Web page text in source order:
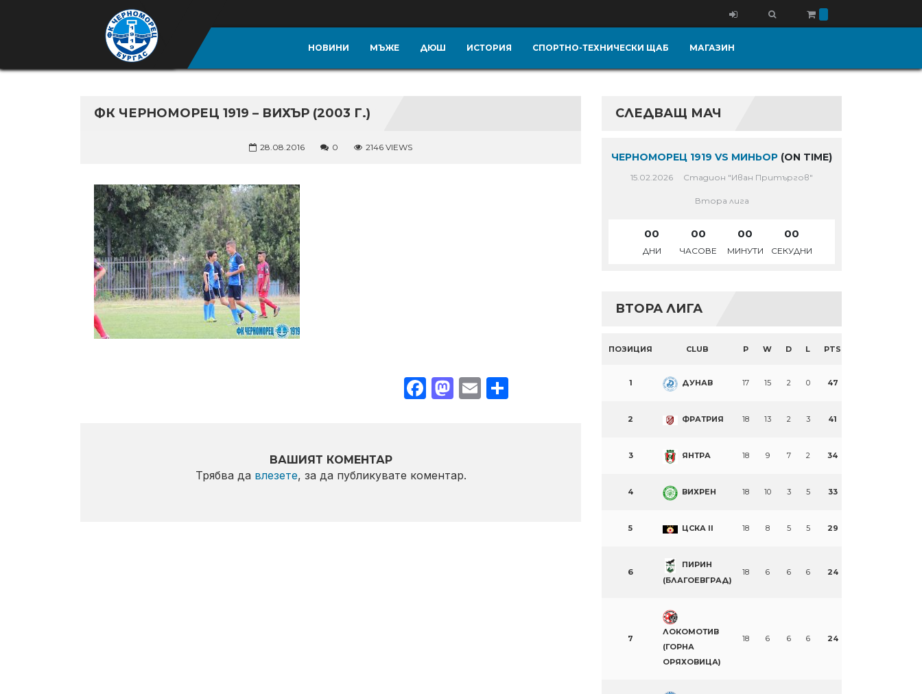
НОВИНИ МЪЖЕ ДЮШ ИСТОРИЯ СПОРТНО-ТЕХНИЧЕСКИ ЩАБ МАГАЗИН
ФК ЧЕРНОМОРЕЦ 1919 – ВИХЪР (2003 Г.)
28.08.2016 0 2146 VIEWS
Facebook
Mastodon
EmailShare
ВАШИЯТ КОМЕНТАР
Трябва да влезете, за да публикувате коментар.
СЛЕДВАЩ МАЧ
ЧЕРНОМОРЕЦ 1919 VS МИНЬОР (ON TIME)
15.02.2026 Стадион "Иван Притъргов"
Втора лига
00
ДНИ
00
ЧАСОВЕ
00
МИНУТИ
00
СЕКУДНИ
ВТОРА ЛИГА
ПОЗИЦИЯ CLUB P W D L PTS
1 ДУНАВ 17 15 2 0 47
2 ФРАТРИЯ 18 13 2 3 41
3 ЯНТРА 18 9 7 2 34
4 ВИХРЕН 18 10 3 5 33
5 ЦСКА II 18 8 5 5 29
6
ПИРИН
(БЛАГОЕВГРАД)
18 6 6 6 24
7
ЛОКОМОТИВ
(ГОРНА
ОРЯХОВИЦА)
18 6 6 6 24